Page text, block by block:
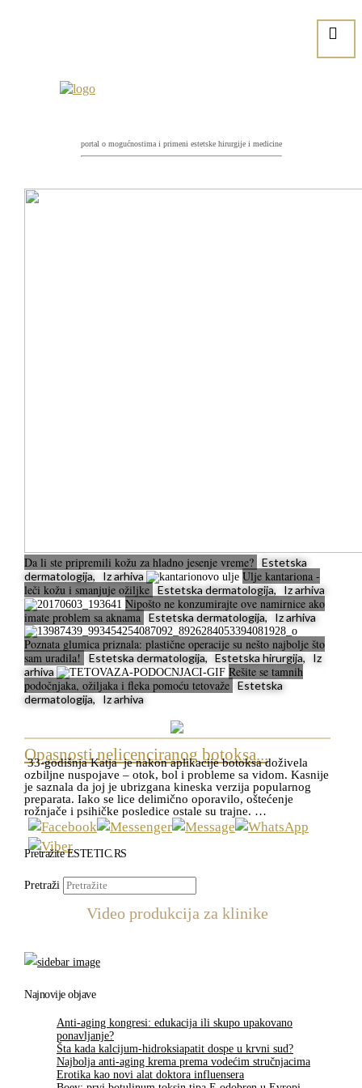
portal o mogućnostima i primeni estetske hirurgije i medicine
Da li ste pripremili kožu za hladno jesenje vreme? Estetska
dermatologija, Iz arhiva
Ulje kantariona -
leči kožu i smanjuje ožiljke Estetska dermatologija, Iz arhiva
Nipošto ne konzumirajte ove namirnice ako
imate problem sa aknama Estetska dermatologija, Iz arhiva
Poznata glumica priznala: plastične operacije su nešto najbolje što
sam uradila!
Estetska dermatologija, Estetska hirurgija, Iz
arhiva
Rešite se tamnih
podočnjaka, ožiljaka i fleka pomoću tetovaže Estetska
dermatologija, Iz arhiva
Opasnosti nelicenciranog botoksa...
33-godišnja Katja je nakon aplikacije botoksa doživela
ozbiljne nuspojave – otok, bol i probleme sa vidom. Kasnije
je saznala da joj je ubrizgana kineska verzija popularnog
preparata. Iako se lice delimično oporavilo, oštećenje
rožnjače i psihičke posledice ostale su trajne. …
Pretražite ESTETIC.RS
Pretraži
Video produkcija za klinike
Najnovije objave
Anti-aging kongresi: edukacija ili skupo upakovano
ponavljanje?
Šta kada kalcijum-hidroksiapatit dospe u krvni sud?
Najbolja anti-aging krema prema vodećim stručnjacima
Erotika kao novi alat doktora influensera